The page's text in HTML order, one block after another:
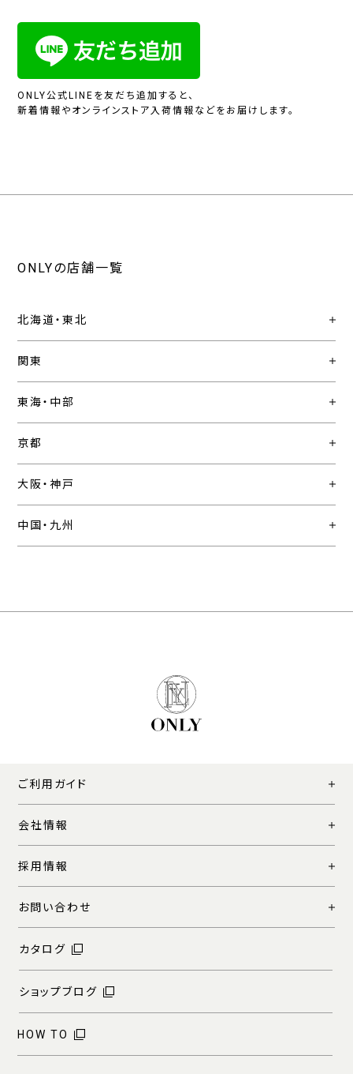
ONLY公式LINEを友だち追加すると、
新着情報やオンラインストア入荷情報などをお届けします。
ONLYの店舗一覧
北海道・東北
関東
東海・中部
京都
大阪・神戸
中国・九州
ご利用ガイド
会社情報
採用情報
お問い合わせ
カタログ
ショップブログ
HOW TO